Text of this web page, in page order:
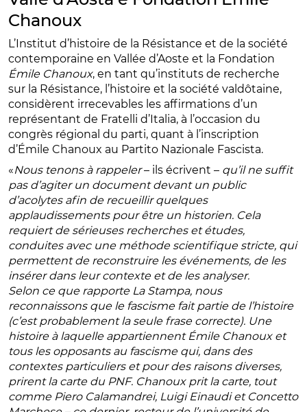
Chanoux
L’Institut d’histoire de la Résistance et de la société
contemporaine en Vallée d’Aoste et la Fondation
Émile Chanoux, en tant qu’instituts de recherche
sur la Résistance, l’histoire et la société valdôtaine,
considèrent irrecevables les affirmations d’un
représentant de Fratelli d’Italia, à l’occasion du
congrès régional du parti, quant à l’inscription
d’Émile Chanoux au Partito Nazionale Fascista.
«Nous tenons à rappeler– ils écrivent – qu’il ne suffit
pas d’agiter un document devant un public
d’acolytes afin de recueillir quelques
applaudissements pour être un historien. Cela
requiert de sérieuses recherches et études,
conduites avec une méthode scientifique stricte, qui
permettent de reconstruire les événements, de les
insérer dans leur contexte et de les analyser.
Selon ce que rapporte La Stampa, nous
reconnaissons que le fascisme fait partie de l’histoire
(c’est probablement la seule frase correcte). Une
histoire à laquelle appartiennent Émile Chanoux et
tous les opposants au fascisme qui, dans des
contextes particuliers et pour des raisons diverses,
prirent la carte du PNF. Chanoux prit la carte, tout
comme Piero Calamandrei, Luigi Einaudi et Concetto